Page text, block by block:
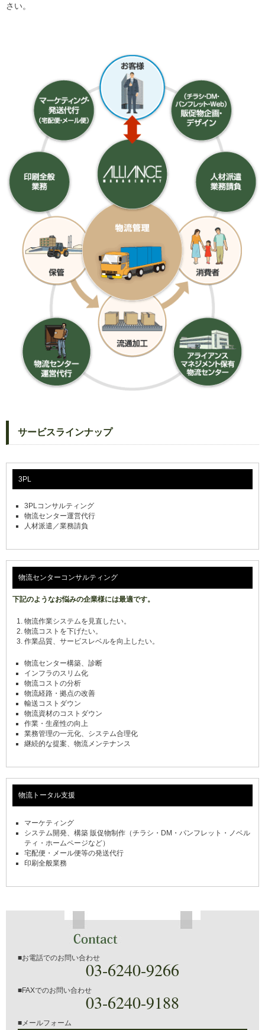
さい。
サービスラインナップ
3PL
3PLコンサルティング
物流センター運営代行
人材派遣／業務請負
物流センターコンサルティング
下記のようなお悩みの企業様には最適です。
物流作業システムを見直したい。
物流コストを下げたい。
作業品質、サービスレベルを向上したい。
物流センター構築、診断
インフラのスリム化
物流コストの分析
物流経路・拠点の改善
輸送コストダウン
物流資材のコストダウン
作業・生産性の向上
業務管理の一元化、システム合理化
継続的な提案、物流メンテナンス
物流トータル支援
マーケティング
システム開発、構築 販促物制作（チラシ・DM・パンフレット・ノベル
ティ・ホームページなど）
宅配便・メール便等の発送代行
印刷全般業務
■お電話でのお問い合わせ
03-6240-9266
■FAXでのお問い合わせ
03-6240-9188
■メールフォーム